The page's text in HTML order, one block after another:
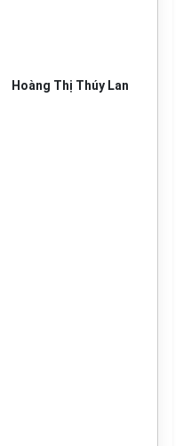
Hoàng Thị Thúy Lan